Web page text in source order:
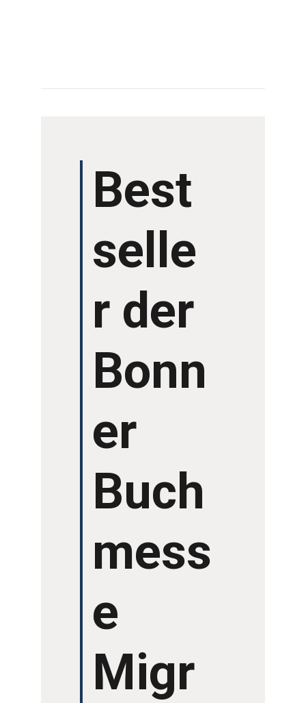
AUSSTELLER
ARCHIV
VERANSTALTUNGE
GRUSSWORTE
Best
selle
r der
Bonn
er
Buch
mess
e
Migr